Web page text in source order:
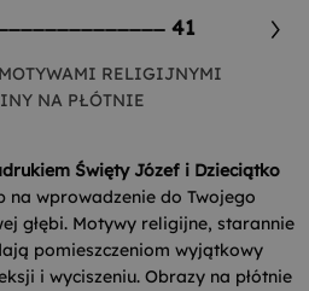
41
RELIGIJNYMI
NA PŁÓTNIE
Święty Józef i Dzieciątko
na wprowadzenie do Twojego
głębi. Motywy religijne, starannie
pomieszczeniom wyjątkowy
i wyciszeniu. Obrazy na płótnie